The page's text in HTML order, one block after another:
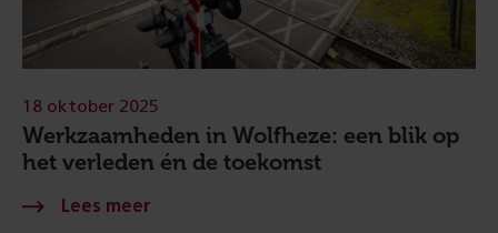
Werkzaamheden in Wolfheze: een blik op
het verleden én de toekomst
18 oktober 2025